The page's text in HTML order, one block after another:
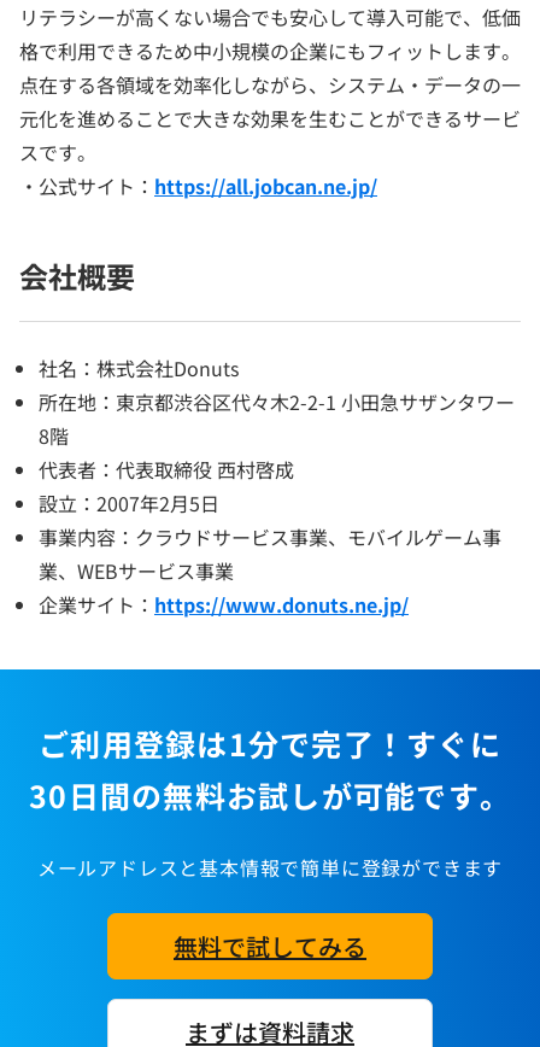
リテラシーが高くない場合でも安心して導入可能で、低価
格で利用できるため中小規模の企業にもフィットします。
点在する各領域を効率化しながら、システム・データの一
元化を進めることで大きな効果を生むことができるサービ
スです。
・公式サイト： https://all.jobcan.ne.jp/
会社概要
社名：株式会社Donuts
所在地：東京都渋谷区代々木2-2-1 小田急サザンタワー
8階
代表者：代表取締役 西村啓成
設立：2007年2月5日
事業内容：クラウドサービス事業、モバイルゲーム事
業、WEBサービス事業
企業サイト： https://www.donuts.ne.jp/
ご利用登録は1分で完了！すぐに
30日間の無料お試しが可能です。
メールアドレスと基本情報で簡単に登録ができます
無料で試してみる
まずは資料請求